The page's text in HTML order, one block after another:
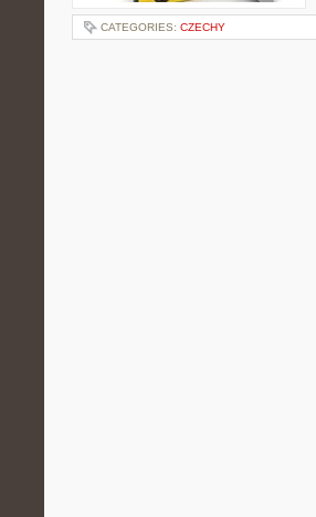
CATEGORIES: CZECHY